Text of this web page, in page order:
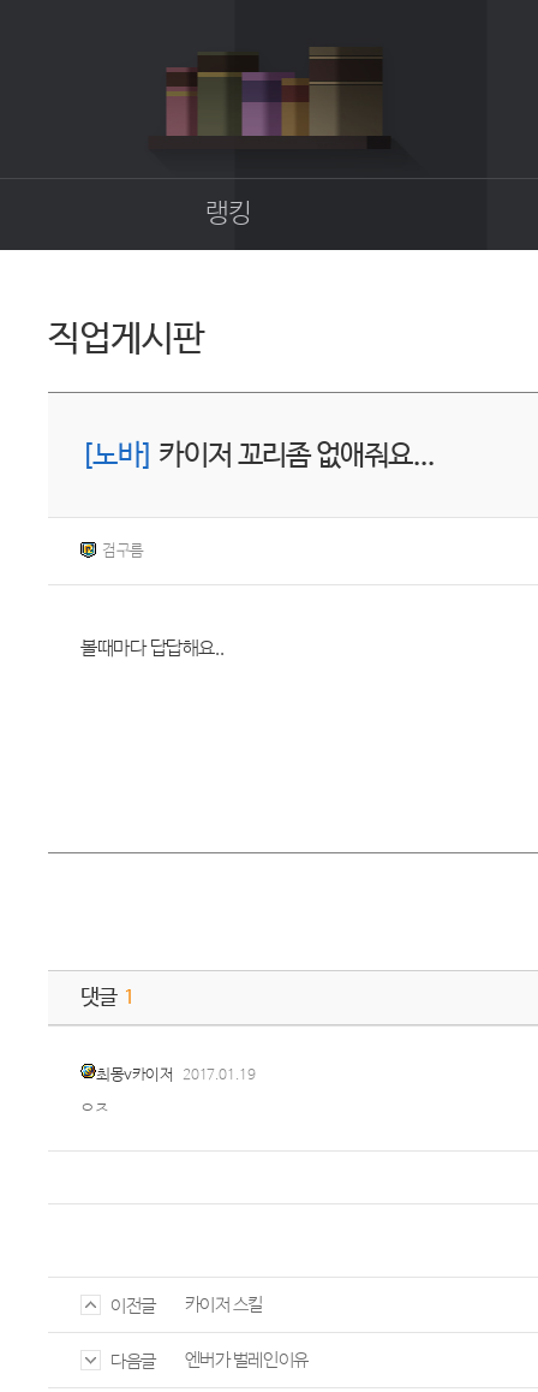
랭킹
직업게시판
[노바] 카이저 꼬리좀 없애줘요...
검구름
볼때마다 답답해요..
댓글 1
최몽v카이저 2017.01.19
ㅇㅈ
이전글 카이저 스킬
다음글 엔버가 벌레인이유